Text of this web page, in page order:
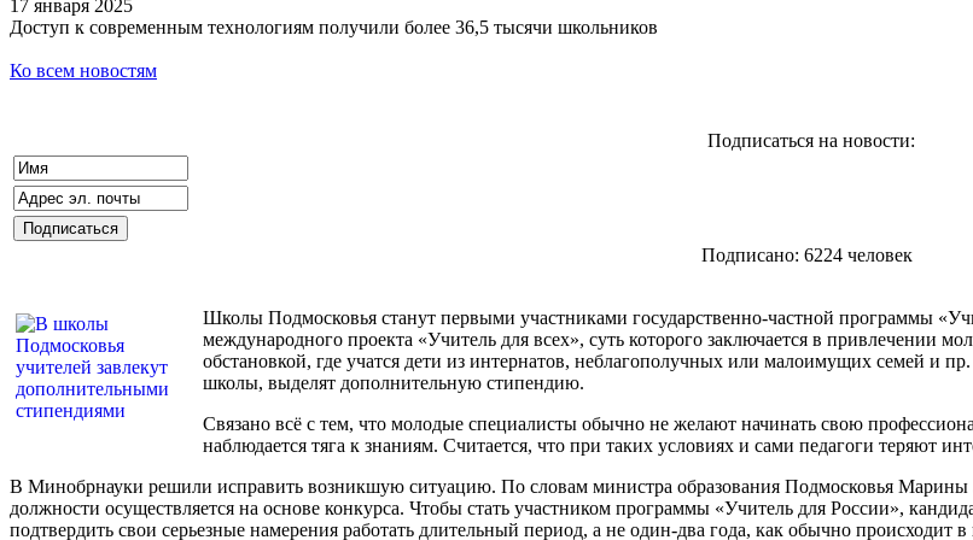
17 января 2025
Доступ к современным технологиям получили более 36,5 тысячи школьников
Ко всем новостям
Подписаться на новости:
Подписано: 6224 человек
Школы Подмосковья станут первыми участниками государственно-частной программы
международного проекта «Учитель для всех», суть которого заключается в привлечении
обстановкой, где учатся дети из интернатов, неблагополучных или малоимущих семей и пр.
школы, выделят дополнительную стипендию.
Связано всё с тем, что молодые специалисты обычно не желают начинать свою
наблюдается тяга к знаниям. Считается, что при таких условиях и сами педагоги теряют
В Минобрнауки решили исправить возникшую ситуацию. По словам министра образования Подмосковья Марины
должности осуществляется на основе конкурса. Чтобы стать участником программы «Учитель для России»,
подтвердить свои серьезные намерения работать длительный период, а не один-два года, как обычно происходит